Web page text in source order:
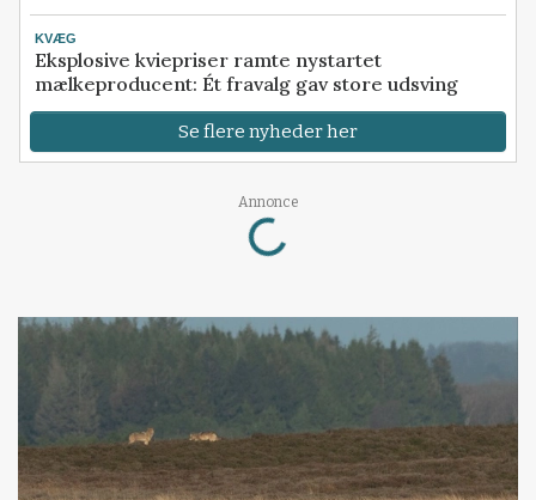
KVÆG
Eksplosive kviepriser ramte nystartet
mælkeproducent: Ét fravalg gav store udsving
Se flere nyheder her
Annonce
Loading...